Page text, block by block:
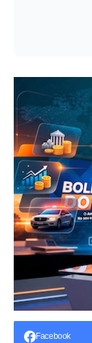
Facebook